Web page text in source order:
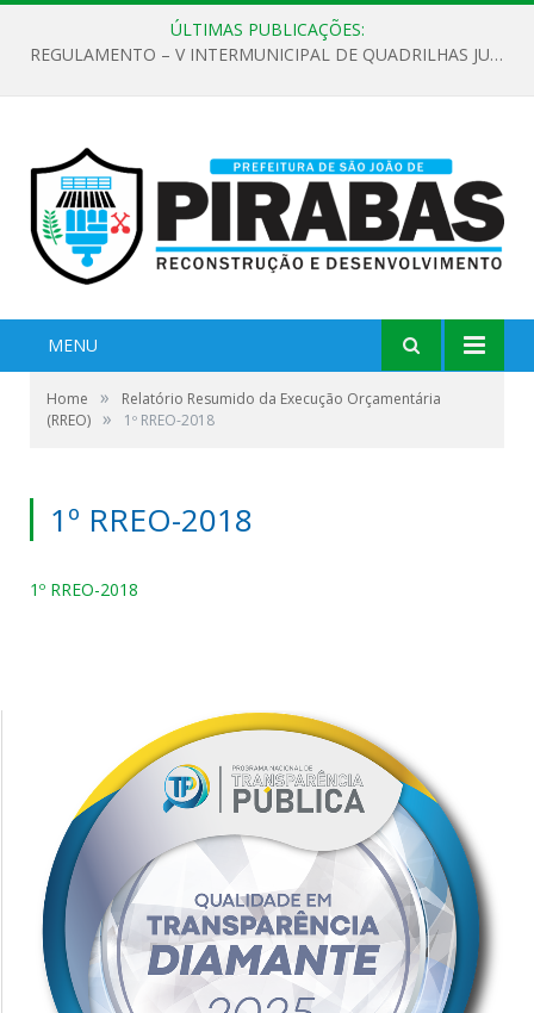
ÚLTIMAS PUBLICAÇÕES:
REGULAMENTO – V INTERMUNICIPAL DE QUADRILHAS JUNINAS 2026
MENU
Home »
Relatório Resumido da Execução Orçamentária
(RREO) » 1º RREO-2018
1º RREO-2018
1º RREO-2018